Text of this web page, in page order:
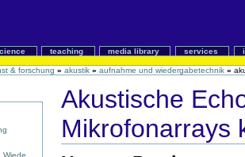
teaching media library services
& forschung » akustik » aufnahme und wiedergabetechnik »
Wiede
Akustische
Mikrofonarrays